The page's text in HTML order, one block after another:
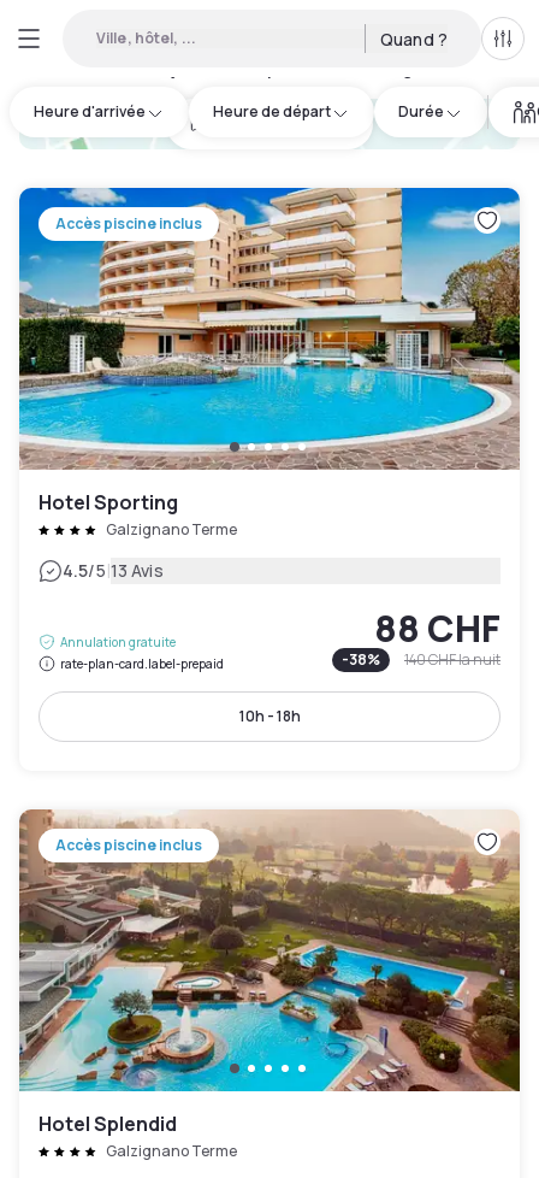
Ville, hôtel, ... Quand ?
Heure d'arrivée Heure de départ Durée
hotel.cta.view_map
Accès piscine inclus
Hotel Sporting
Galzignano Terme
4.5/5|13 Avis
Annulation gratuite
rate-plan-card.label-prepaid
88 CHF
-38% 140 CHFla nuit
10h - 18h
Accès piscine inclus
Hotel Splendid
Galzignano Terme